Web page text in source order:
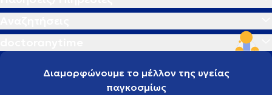
Διαμορφώνουμε το μέλλον της υγείας
παγκοσμίως